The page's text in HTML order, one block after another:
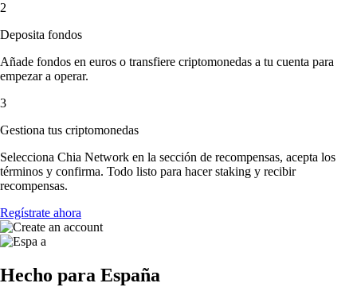
2
Deposita fondos
Añade fondos en euros o transfiere criptomonedas a tu cuenta para
empezar a operar.
3
Gestiona tus criptomonedas
Selecciona Chia Network en la sección de recompensas, acepta los
términos y confirma. Todo listo para hacer staking y recibir
recompensas.
Regístrate ahora
Hecho para España